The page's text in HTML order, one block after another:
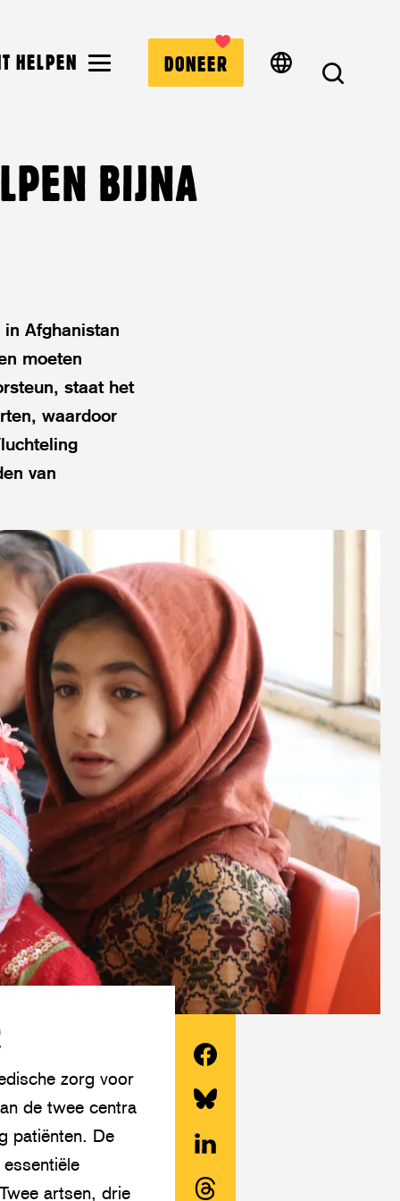
HELPEN DONEER
ZOEK
BIJNA
Afghanistan
moeten
staat het
waardoor
van
dit
artikel
Facebook
this
article
zorg voor
de twee centra
patiënten. De
artsen, drie